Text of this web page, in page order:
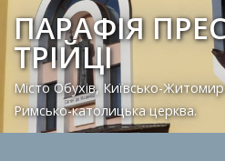
ПАРАФІЯ
ТРІЙЦІ
Місто Обухів, Київсько-
Римсько-католицька церква.